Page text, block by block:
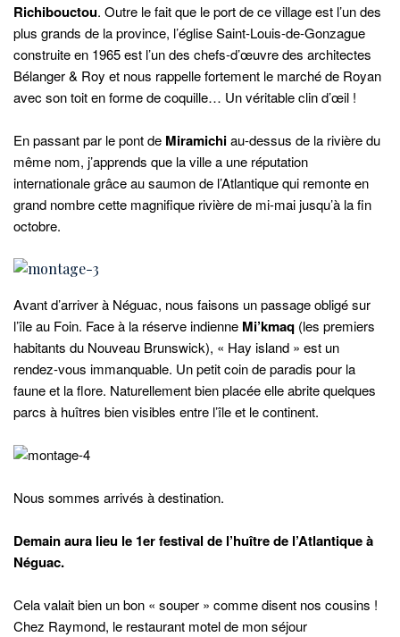
Richibouctou. Outre le fait que le port de ce village est l’un des
plus grands de la province, l’église Saint-Louis-de-Gonzague
construite en 1965 est l’un des chefs-d’œuvre des architectes
Bélanger & Roy et nous rappelle fortement le marché de Royan
avec son toit en forme de coquille… Un véritable clin d’œil !
En passant par le pont de Miramichiau-dessus de la rivière du
même nom, j’apprends que la ville a une réputation
internationale grâce au saumon de l’Atlantique qui remonte en
grand nombre cette magnifique rivière de mi-mai jusqu’à la fin
octobre.
Avant d’arriver à Néguac, nous faisons un passage obligé sur
l’île au Foin. Face à la réserve indienne Mi’kmaq (les premiers
habitants du Nouveau Brunswick), « Hay island » est un
rendez-vous immanquable. Un petit coin de paradis pour la
faune et la flore. Naturellement bien placée elle abrite quelques
parcs à huîtres bien visibles entre l’île et le continent.
Nous sommes arrivés à destination.
Demain aura lieu le 1erfestival de l’huître de l’Atlantique à
Néguac.
Cela valait bien un bon « souper » comme disent nos cousins !
Chez Raymond, le restaurant motel de mon séjour